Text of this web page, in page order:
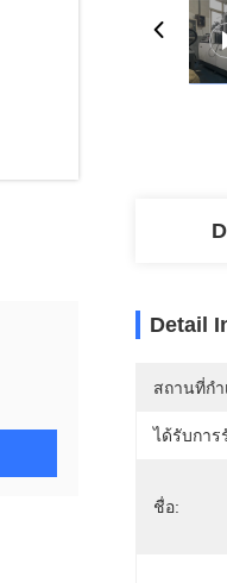
Detail
สถานที่กำ
ได้รับการ
ชื่อ: